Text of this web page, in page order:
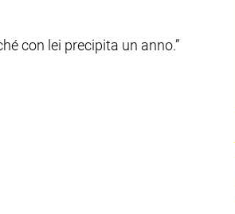
con lei precipita un anno.”